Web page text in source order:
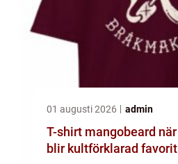
01 augusti 2026 admin
T-shirt mangobeard när vardagsplagg
blir kultförklarad favorit